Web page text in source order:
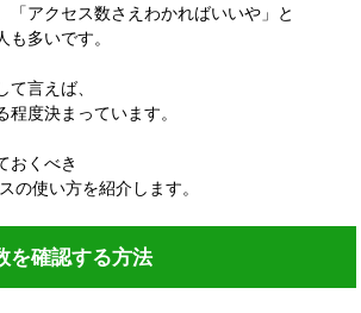
「アクセス数さえわかればいいや」と
も多いです。
て言えば、
度決まっています。
おくべき
の使い方を紹介します。
を確認する方法